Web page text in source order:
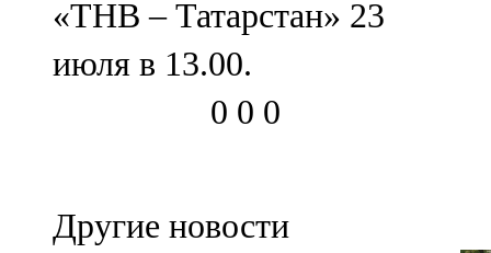
«ТНВ – Татарстан» 23
июля в 13.00.
0 0 0
Другие новости